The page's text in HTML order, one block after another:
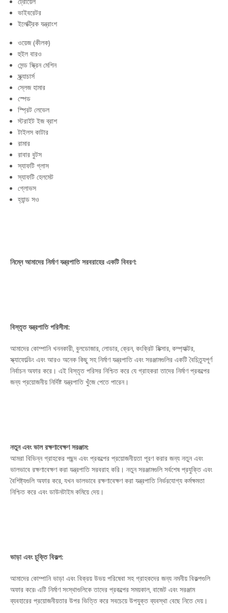
ভাইবরেটর
ইলেক্ট্রিক যন্ত্রাংশ
ওয়েজ (কীলক)
হুইল বারও
সেন্ড স্ক্রিন মেশিন
স্ক্র্যাচার্স
স্লেজ হামার
স্পেড
স্প্রিট লেভেল
স্টরাইট ইজ ব্রাশ
টাইলস কাটার
রামার
রাবার বুটস
স্যাফটি গ্লাস
স্যাফটি হেলমেট
গ্লোভস
হ্যান্ড সও
নিম্নে আমাদের নির্মাণ যন্ত্রপাতি সরবরাহের একটি বিবরণ:
বিস্তৃত যন্ত্রপাতি পরিসীমা:
আমাদের কোম্পানি খননকারী, বুলডোজার, লোডার, ক্রেন, কংক্রিট মিক্সার, কম্প্যাক্টর,
স্ক্যাফোল্ডিং এবং আরও অনেক কিছু সহ নির্মাণ যন্ত্রপাতি এবং সরঞ্জামগুলির একটি বৈচিত্র্যপূর্ণ
নির্বাচন অফার করে। এই বিস্তৃত পরিসর নিশ্চিত করে যে গ্রাহকরা তাদের নির্মাণ প্রকল্পের
জন্য প্রয়োজনীয় নির্দিষ্ট যন্ত্রপাতি খুঁজে পেতে পারেন।
নতুন এবং ভাল রক্ষণাবেক্ষণ সরঞ্জাম:
আমরা বিভিন্ন গ্রাহকের পছন্দ এবং প্রকল্পের প্রয়োজনীয়তা পূরণ করার জন্য নতুন এবং
ভালভাবে রক্ষণাবেক্ষণ করা যন্ত্রপাতি সরবরাহ করি। নতুন সরঞ্জামগুলি সর্বশেষ প্রযুক্তি এবং
বৈশিষ্ট্যগুলি অফার করে, যখন ভালভাবে রক্ষণাবেক্ষণ করা যন্ত্রপাতি নির্ভরযোগ্য কর্মক্ষমতা
নিশ্চিত করে এবং ডাউনটাইম কমিয়ে দেয়।
ভাড়া এবং চুক্তি বিকল্প:
আমাদের কোম্পানি ভাড়া এবং বিক্রয় উভয় পরিষেবা সহ গ্রাহকদের জন্য নমনীয় বিকল্পগুলি
অফার করে৷ এটি নির্মাণ সংস্থাগুলিকে তাদের প্রকল্পের সময়কাল, বাজেট এবং সরঞ্জাম
ব্যবহারের প্রয়োজনীয়তার উপর ভিত্তি করে সবচেয়ে উপযুক্ত ব্যবস্থা বেছে নিতে দেয়।